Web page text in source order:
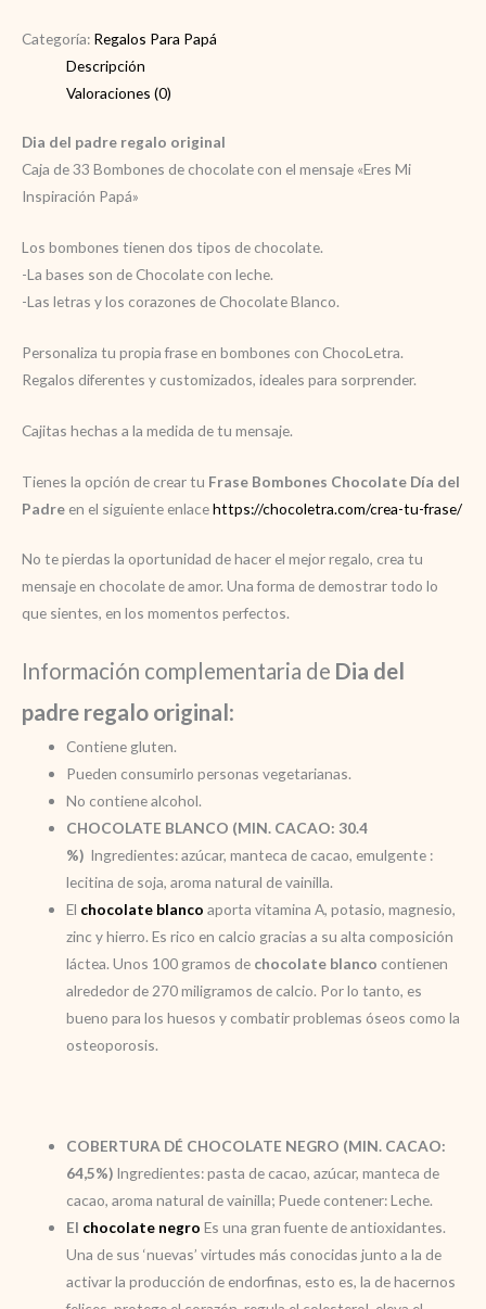
original
cantidad
Categoría: Regalos Para Papá
Descripción
Valoraciones (0)
Dia del padre regalo original
Caja de 33 Bombones de chocolate con el mensaje «Eres Mi
Inspiración Papá»
Los bombones tienen dos tipos de chocolate.
-La bases son de Chocolate con leche.
-Las letras y los corazones de Chocolate Blanco.
Personaliza tu propia frase en bombones con ChocoLetra.
Regalos diferentes y customizados, ideales para sorprender.
Cajitas hechas a la medida de tu mensaje.
Tienes la opción de crear tu Frase Bombones Chocolate Día del
Padre en el siguiente enlacehttps://chocoletra.com/crea-tu-frase/
No te pierdas la oportunidad de hacer el mejor regalo, crea tu
mensaje en chocolate de amor. Una forma de demostrar todo lo
que sientes, en los momentos perfectos.
Información complementaria de Dia del
padre regalo original:
Contiene gluten.
Pueden consumirlo personas vegetarianas.
No contiene alcohol.
CHOCOLATE BLANCO (MIN. CACAO: 30.4
%) Ingredientes: azúcar, manteca de cacao, emulgente :
lecitina de soja, aroma natural de vainilla.
El chocolate blanco aporta vitamina A, potasio, magnesio,
zinc y hierro. Es rico en calcio gracias a su alta composición
láctea. Unos 100 gramos de chocolate blanco contienen
alrededor de 270 miligramos de calcio. Por lo tanto, es
bueno para los huesos y combatir problemas óseos como la
osteoporosis.
COBERTURA DÉ CHOCOLATE NEGRO (MIN. CACAO:
64,5%) Ingredientes: pasta de cacao, azúcar, manteca de
cacao, aroma natural de vainilla; Puede contener: Leche.
El chocolate negroEs una gran fuente de antioxidantes.
Una de sus ‘nuevas’ virtudes más conocidas junto a la de
activar la producción de endorfinas, esto es, la de hacernos